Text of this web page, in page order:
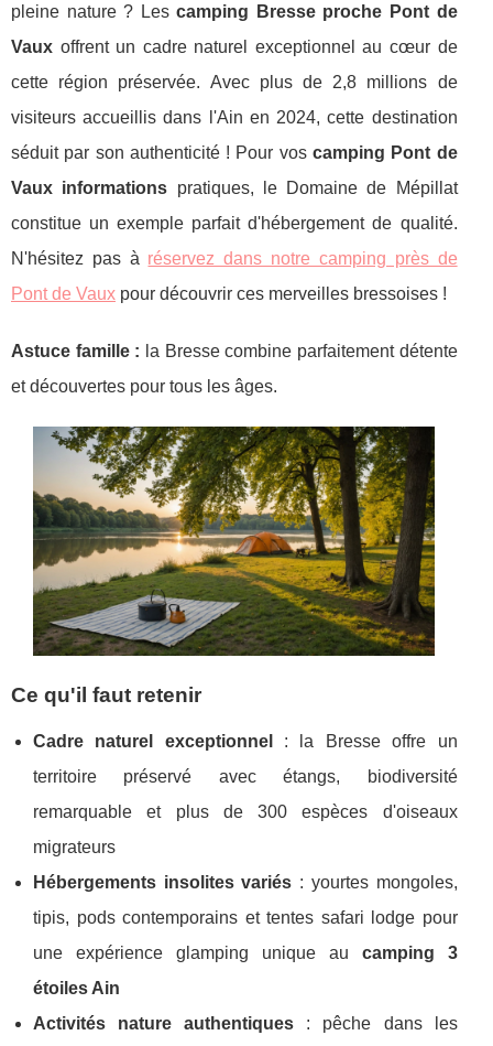
pleine nature ? Lescamping Bresse proche Pont de
Vaux offrent un cadre naturel exceptionnel au cœur de
cette région préservée. Avec plus de 2,8 millions de
visiteurs accueillis dans l'Ain en 2024, cette destination
séduit par son authenticité ! Pour voscamping Pont de
Vaux informations pratiques, le Domaine de Mépillat
constitue un exemple parfait d'hébergement de qualité.
N'hésitez pas à réservez dans notre camping près de
Pont de Vaux pour découvrir ces merveilles bressoises !
Astuce famille : la Bresse combine parfaitement détente
et découvertes pour tous les âges.
Ce qu'il faut retenir
Cadre naturel exceptionnel
: la Bresse offre un
territoire préservé avec étangs, biodiversité
remarquable et plus de 300 espèces d'oiseaux
migrateurs
Hébergements insolites variés : yourtes mongoles,
tipis, pods contemporains et tentes safari lodge pour
une expérience glamping unique au camping 3
étoiles Ain
Activités nature authentiques : pêche dans les